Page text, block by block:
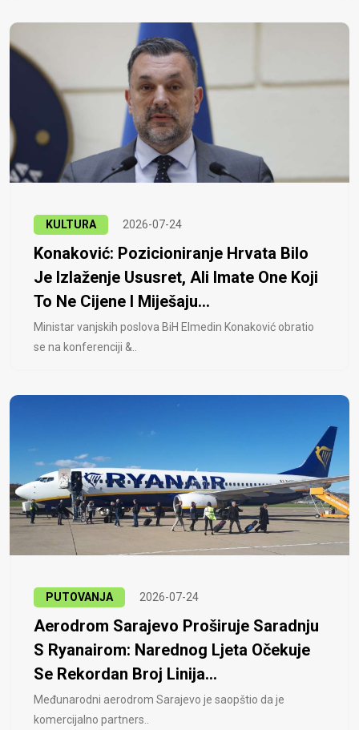
KULTURA 2026-07-24
Konaković: Pozicioniranje Hrvata Bilo
Je Izlaženje Ususret, Ali Imate One Koji
To Ne Cijene I Miješaju...
Ministar vanjskih poslova BiH Elmedin Konaković obratio
se na konferenciji &..
PUTOVANJA 2026-07-24
Aerodrom Sarajevo Proširuje Saradnju
S Ryanairom: Narednog Ljeta Očekuje
Se Rekordan Broj Linija...
Međunarodni aerodrom Sarajevo je saopštio da je
komercijalno partners..